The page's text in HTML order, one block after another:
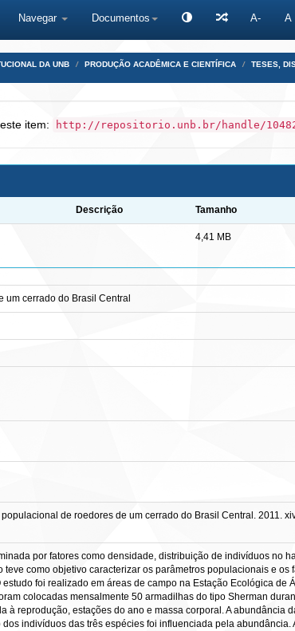
Navegar Documentos A- A
DA UNB PRODUÇÃO ACADÊMICA E CIENTÍFICA TESES,
item: http://repositorio.unb.br/handle/
Descrição Tamanho
4,41 MB
um cerrado do Brasil Central
de roedores de um cerrado do Brasil Central. 2011.
por fatores como densidade, distribuição de indivíduos no
teve como objetivo caracterizar os parâmetros populacionais e
foi realizado em áreas de campo na Estação Ecológica
colocadas mensalmente 50 armadilhas do tipo Sherman
à reprodução, estações do ano e massa corporal. A
indivíduos das três espécies foi influenciada pela